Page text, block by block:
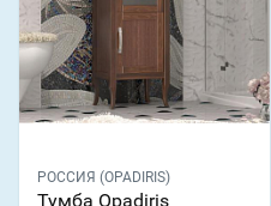
РОССИЯ (OPADIRIS)
Тумба Opadiris